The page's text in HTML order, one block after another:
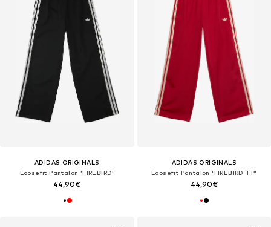
ADIDAS ORIGINALS
Loosefit Pantalón 'FIREBIRD'
44,90€
ADIDAS ORIGINALS
Loosefit Pantalón 'FIREBIRD TP'
44,90€